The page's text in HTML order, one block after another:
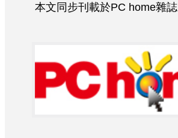
本文同步刊載於PC home雜誌